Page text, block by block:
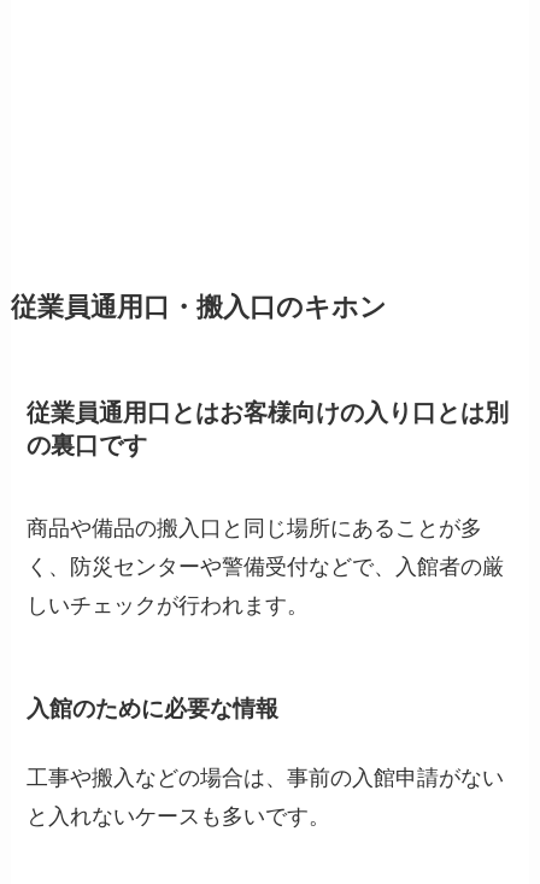
従業員通用口・搬入口のキホン
従業員通用口とはお客様向けの入り口とは別
の裏口です
商品や備品の搬入口と同じ場所にあることが多
く、防災センターや警備受付などで、入館者の厳
しいチェックが行われます。
入館のために必要な情報
工事や搬入などの場合は、事前の入館申請がない
と入れないケースも多いです。